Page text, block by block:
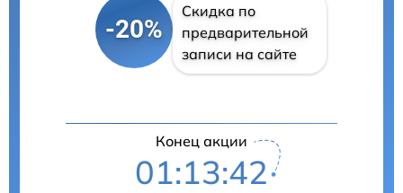
-20%
Скидка по
предварительной
записи на сайте
Конец акции
01:13:41